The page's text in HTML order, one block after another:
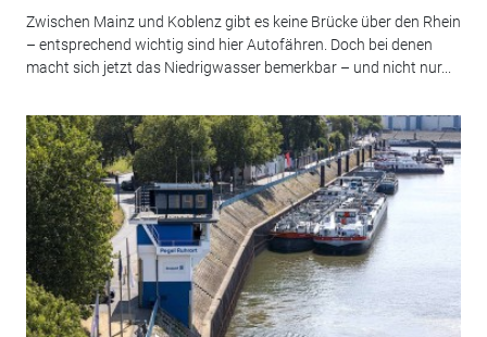
Zwischen Mainz und Koblenz gibt es keine Brücke über den Rhein
– entsprechend wichtig sind hier Autofähren. Doch bei denen
macht sich jetzt das Niedrigwasser bemerkbar – und nicht nur...